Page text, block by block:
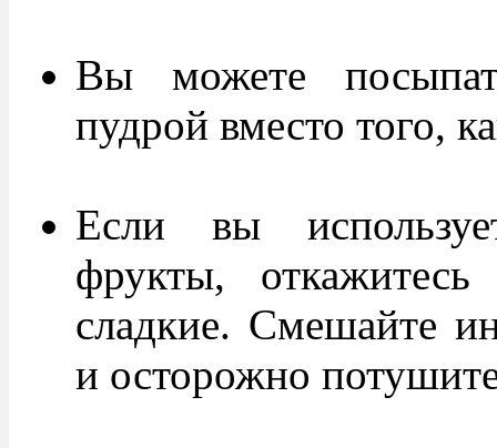
Вы можете
пудрой вместо того,
Если вы
фрукты,
сладкие. Смешайте
и осторожно